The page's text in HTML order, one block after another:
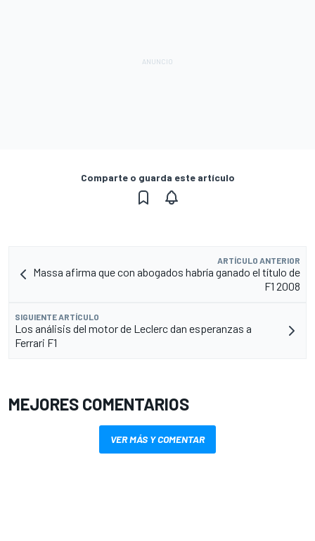
Comparte o guarda este artículo
ARTÍCULO ANTERIOR
Massa afirma que con abogados habría ganado el título de
F1 2008
SIGUIENTE ARTÍCULO
Los análisis del motor de Leclerc dan esperanzas a
Ferrari F1
MEJORES COMENTARIOS
VER MÁS Y COMENTAR